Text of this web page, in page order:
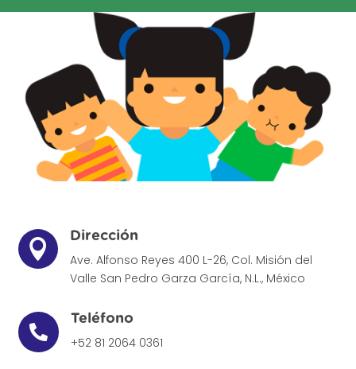

Dirección
Ave. Alfonso Reyes 400 L-26, Col. Misión del
Valle San Pedro Garza García, N.L., México

Teléfono
+52 81 2064 0361